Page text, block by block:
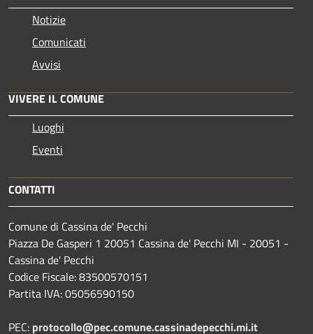
Notizie
Comunicati
Avvisi
VIVERE IL COMUNE
Luoghi
Eventi
CONTATTI
Comune di Cassina de' Pecchi
Piazza De Gasperi 1 20051 Cassina de' Pecchi MI - 20051 -
Cassina de' Pecchi
Codice Fiscale: 83500570151
Partita IVA: 05056590150
PEC: protocollo@pec.comune.cassinadepecchi.mi.it